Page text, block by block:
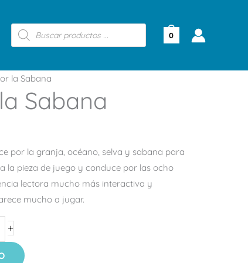
Búsqueda
de
productos
0
la Sabana
Sabana
por la granja, océano, selva y sabana para
la pieza de juego y conduce por las ocho
lectora mucho más interactiva y
mucho a jugar.
+